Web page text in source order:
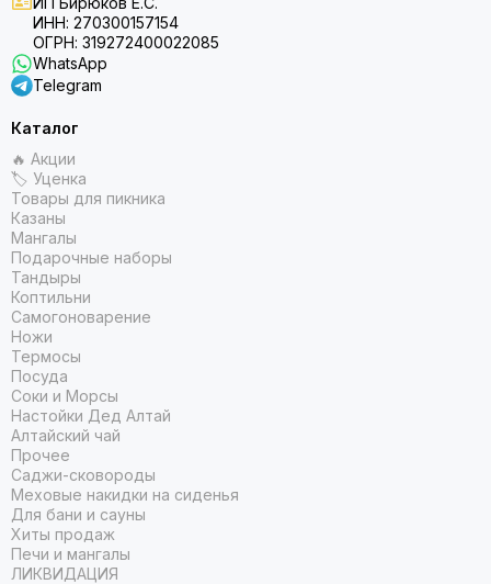
ИНН: 270300157154
ОГРН: 319272400022085
WhatsApp
Telegram
Каталог
🔥 Акции
🏷 Уценка
Товары для пикника
Казаны
Мангалы
Подарочные наборы
Тандыры
Коптильни
Самогоноварение
Ножи
Термосы
Посуда
Соки и Морсы
Настойки Дед Алтай
Алтайский чай
Прочее
Саджи-сковороды
Меховые накидки на сиденья
Для бани и сауны
Хиты продаж
Печи и мангалы
ЛИКВИДАЦИЯ